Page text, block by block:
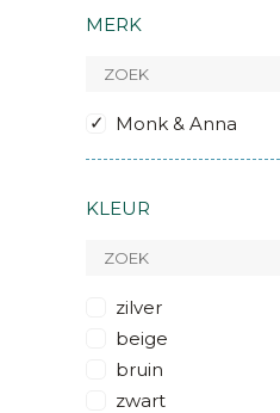
MERK
Monk & Anna
KLEUR
zilver
beige
bruin
zwart